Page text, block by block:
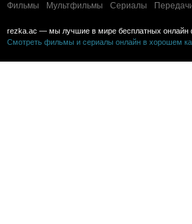
Фильмы Мультфильмы Сериалы
rezka.ac — мы лучшие в мире бесплатных онлайн
Смотреть фильмы и сериалы онлайн в хорошем